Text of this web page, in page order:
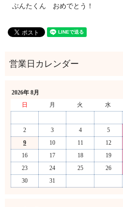
ぶんたくん おめでとう！
2026年 8月
日
月 火 水
2
3 4 5
9
10 11 12
16
17 18 19
23
24 25 26
30
31